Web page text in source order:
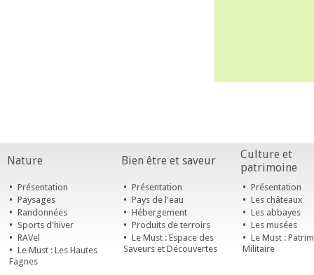
Nature Bien être et saveur
Culture et
patrimoine
• Présentation
• Paysages
• Randonnées
• Sports d'hiver
• RAVel
• Le Must : Les Hautes
Fagnes
• Présentation
• Pays de l'eau
• Hébergement
• Produits de terroirs
• Le Must : Espace des
Saveurs et Découvertes
• Présentation
• Les châteaux
• Les abbayes
• Les musées
• Le Must :
Militaire